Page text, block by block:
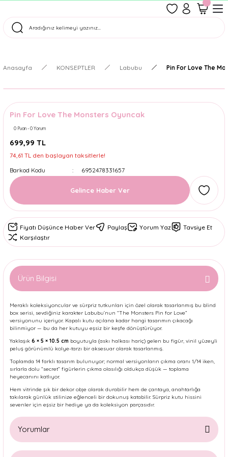
Tüm Siparişler Aynı Gün Kargoda!
Anasayfa KONSEPTLER Labubu Pin For Love The
Pin For Love The Monsters Oyuncak
0 Puan - 0 Yorum
699,99 TL
74,61 TL den başlayan taksitlerle!
Barkod Kodu
6952478331657
Gelince Haber Ver
Fiyatı Düşünce Haber Ver Paylaş Yorum Yaz
Tavsiye Et
Karşılaştır
Ürün Bilgisi
Meraklı koleksiyoncular ve sürpriz tutkunları için özel olarak tasarlanmış bu blind
box serisi, sevdiğiniz karakter Labubu’nun “The Monsters Pin for Love”
versiyonunu içeriyor. Kapalı kutu açılana kadar hangi tasarımın çıkacağı
bilinmiyor — bu da her kutuyu eşsiz bir keşfe dönüştürüyor.
Yaklaşık 6 × 5 × 10.5 cm boyutuyla (askı halkası hariç) gelen bu figür, vinil yüzeyli
peluş görünümlü kolye-tarzı bir aksesuar olarak tasarlanmış.
Toplamda 14 farklı tasarım bulunuyor; normal versiyonların çıkma oranı 1/14 iken,
sırlarla dolu “secret” figürlerin çıkma olasılığı oldukça düşük — toplama
heyecanını katlıyor.
Hem vitrinde şık bir dekor obje olarak durabilir hem de çantaya, anahtarlığa
takılarak günlük stilinize eğlenceli bir dokunuş katabilir. Sürpriz kutu hissini
sevenler için eşsiz bir hediye ya da koleksiyon parçasıdır.
Yorumlar